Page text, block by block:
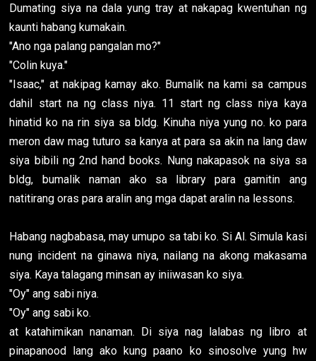
Dumating siya na dala yung tray at nakapag kwentuhan ng
kaunti habang kumakain.
"Ano nga palang pangalan mo?"
"Colin kuya."
"Isaac," at nakipag kamay ako. Bumalik na kami sa campus
dahil start na ng class niya. 11 start ng class niya kaya
hinatid ko na rin siya sa bldg. Kinuha niya yung no. ko para
meron daw mag tuturo sa kanya at para sa akin na lang daw
siya bibili ng 2nd hand books. Nung nakapasok na siya sa
bldg, bumalik naman ako sa library para gamitin ang
natitirang oras para aralin ang mga dapat aralin na lessons.
Habang nagbabasa, may umupo sa tabi ko. Si Al. Simula kasi
nung incident na ginawa niya, nailang na akong makasama
siya. Kaya talagang minsan ay iniiwasan ko siya.
"Oy" ang sabi niya.
"Oy" ang sabi ko.
at katahimikan nanaman. Di siya nag lalabas ng libro at
pinapanood lang ako kung paano ko sinosolve yung hw